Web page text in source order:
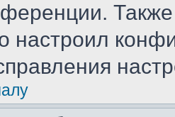
настроил